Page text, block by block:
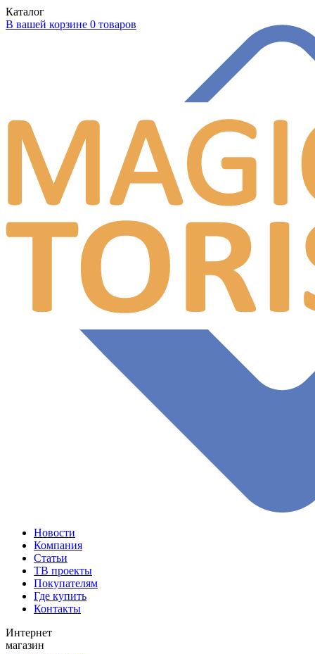
Каталог
В вашей корзине 0 товаров
Новости
Компания
Статьи
ТВ проекты
Покупателям
Где купить
Контакты
Интернет
магазин